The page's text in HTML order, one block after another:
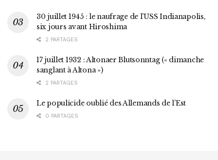
30 juillet 1945 : le naufrage de l’USS Indianapolis,
six jours avant Hiroshima
2 PARTAGES
17 juillet 1932 : Altonaer Blutsonntag (« dimanche
sanglant à Altona »)
2 PARTAGES
Le populicide oublié des Allemands de l’Est
0 PARTAGES